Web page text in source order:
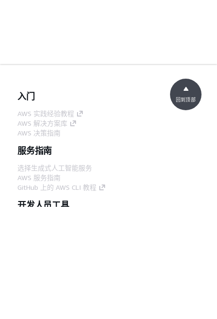
入门
AWS 实践经验教程
AWS 解决方案库
AWS 决策指南
服务指南
选择生成式人工智能服务
AWS 服务指南
GitHub 上的 AWS CLI 教程
开发人员工具
回到顶部